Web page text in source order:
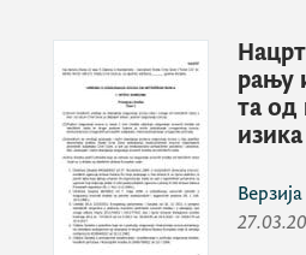
ЈАВНИ
грађанима, стручној
другим
укључе у јавну расправу
допринос у разматрању
рању
та
изика
Верзија